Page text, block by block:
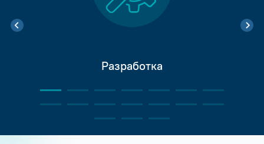
Разработка